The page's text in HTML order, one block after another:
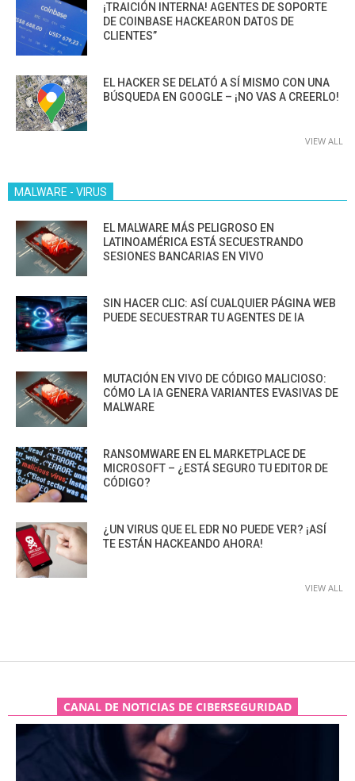
¡TRAICIÓN INTERNA! AGENTES DE SOPORTE
DE COINBASE HACKEARON DATOS DE
CLIENTES”
EL HACKER SE DELATÓ A SÍ MISMO CON UNA
BÚSQUEDA EN GOOGLE – ¡NO VAS A CREERLO!
VIEW ALL
MALWARE - VIRUS
EL MALWARE MÁS PELIGROSO EN
LATINOAMÉRICA ESTÁ SECUESTRANDO
SESIONES BANCARIAS EN VIVO
SIN HACER CLIC: ASÍ CUALQUIER PÁGINA WEB
PUEDE SECUESTRAR TU AGENTES DE IA
MUTACIÓN EN VIVO DE CÓDIGO MALICIOSO:
CÓMO LA IA GENERA VARIANTES EVASIVAS DE
MALWARE
RANSOMWARE EN EL MARKETPLACE DE
MICROSOFT – ¿ESTÁ SEGURO TU EDITOR DE
CÓDIGO?
¿UN VIRUS QUE EL EDR NO PUEDE VER? ¡ASÍ
TE ESTÁN HACKEANDO AHORA!
VIEW ALL
CANAL DE NOTICIAS DE CIBERSEGURIDAD